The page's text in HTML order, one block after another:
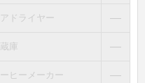
ドライヤー ―
庫 ―
ヒーメーカー ―